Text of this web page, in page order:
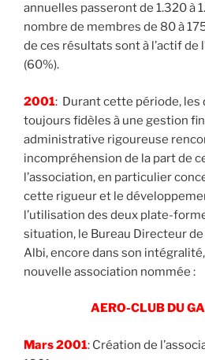
annuelles passeront de 1.320 à
nombre de membres de 80 à
de ces résultats sont à l’actif de
(60%).
2001: Durant cette période, les
toujours fidèles à une gestion
administrative rigoureuse
incompréhension de la part de
l’association, en particulier
cette rigueur et le
l’utilisation des deux plate-
situation, le Bureau Directeur de
Albi, encore dans son
nouvelle association nommée :
AERO-CLUB DU
Mars 2001: Création de